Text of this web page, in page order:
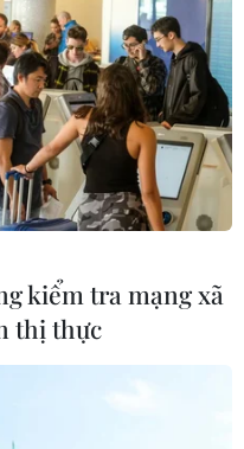
142,2
kiểm tra mạng xã
thị thực